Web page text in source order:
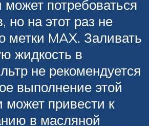
может потребоваться
но на этот раз не
метки MAX. Заливать
жидкость в
не рекомендуется
выполнение этой
может привести к
в масляной